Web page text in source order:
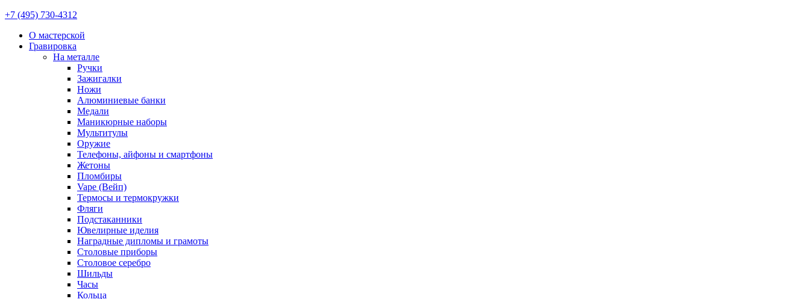
+7 (495) 730-4312
О мастерской
Гравировка
На металле
Ручки
Зажигалки
Ножи
Алюминиевые банки
Медали
Маникюрные наборы
Мультитулы
Оружие
Телефоны, айфоны и смартфоны
Жетоны
Пломбиры
Vape (Вейп)
Термосы и термокружки
Фляги
Подстаканники
Ювелирные иделия
Наградные дипломы и грамоты
Столовые приборы
Столовое серебро
Шильды
Часы
Кольца